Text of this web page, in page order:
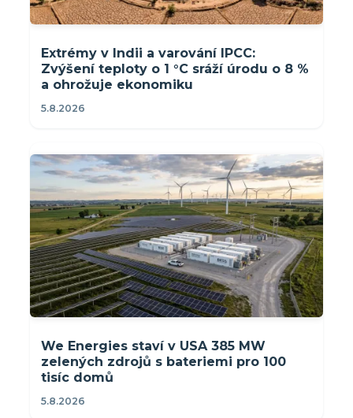
Extrémy v Indii a varování IPCC:
Zvýšení teploty o 1 °C sráží úrodu o 8 %
a ohrožuje ekonomiku
5.8.2026
We Energies staví v USA 385 MW
zelených zdrojů s bateriemi pro 100
tisíc domů
5.8.2026